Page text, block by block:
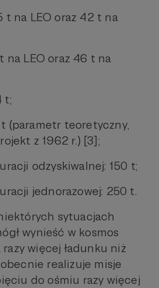
t na LEO oraz 42 t na
na LEO oraz 46 t na
t;
(parametr teoretyczny,
z 1962 r.) [3];
odzyskiwalnej: 150 t;
jednorazowej: 250 t.
sytuacjach
wynieść w kosmos
więcej ładunku niż
realizuje misje
do ośmiu razy więcej